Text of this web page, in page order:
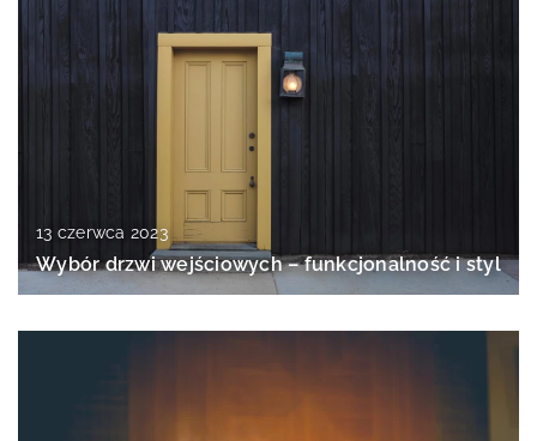
13 czerwca 2023
Wybór drzwi wejściowych – funkcjonalność i styl